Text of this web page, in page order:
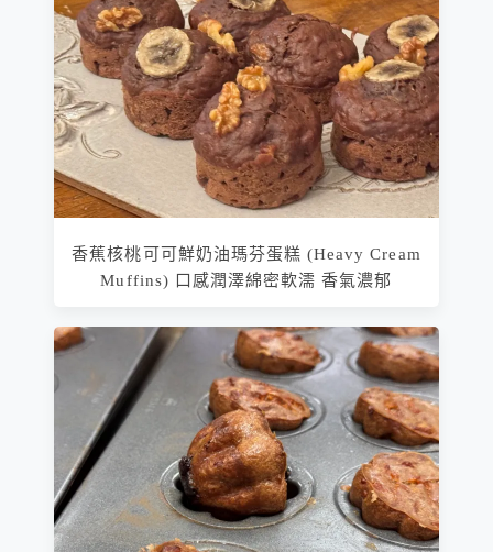
香蕉核桃可可鮮奶油瑪芬蛋糕 (Heavy Cream
Muffins) 口感潤澤綿密軟濡 香氣濃郁